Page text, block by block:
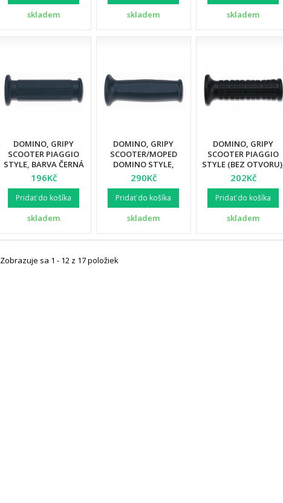
skladem skladem skladem
DOMINO, GRIPY
SCOOTER PIAGGIO
STYLE, BARVA ČERNÁ
196Kč
Pridať do košíka
skladem
DOMINO, GRIPY
SCOOTER/MOPED
DOMINO STYLE,
BARVA ČERNÁ
290Kč
Pridať do košíka
skladem
DOMINO, GRIPY
SCOOTER PIAGGIO
STYLE (BEZ OTVORU),
BARVA ČERNÁ
202Kč
Pridať do košíka
skladem
Zobrazuje sa 1 - 12 z 17 položiek